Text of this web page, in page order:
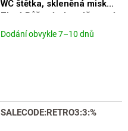
WC štětka, skleněná miska,
Zlatá Růžová - kartáčovaná
Dodání obvykle 7–10 dnů
SALECODE:RETRO3:3:%